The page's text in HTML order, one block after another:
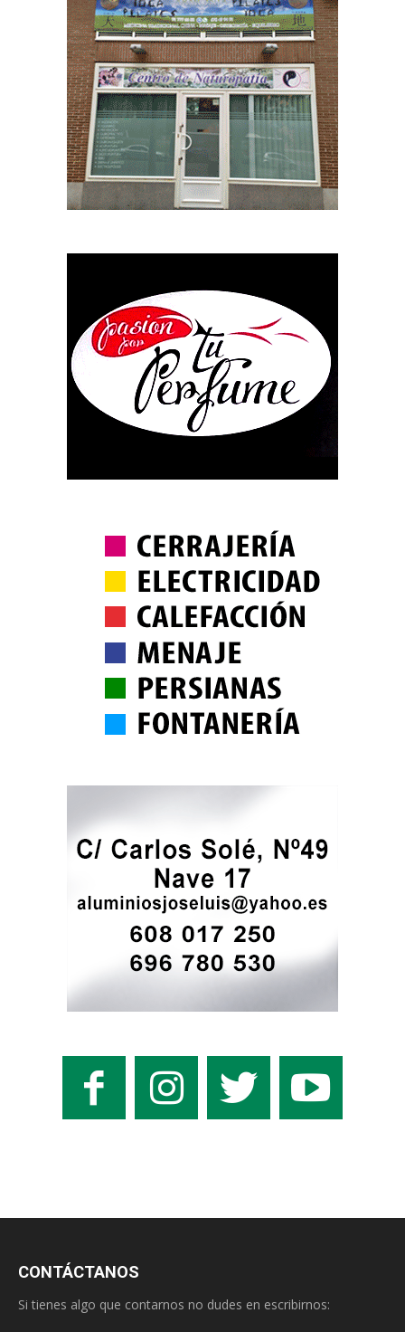
CONTÁCTANOS
Si tienes algo que contarnos no dudes en escribirnos: